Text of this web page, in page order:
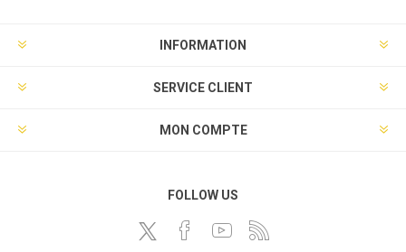
INFORMATION
SERVICE CLIENT
MON COMPTE
FOLLOW US